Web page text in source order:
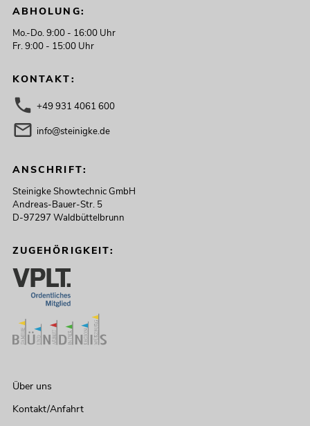
ABHOLUNG:
Mo.-Do. 9:00 - 16:00 Uhr
Fr. 9:00 - 15:00 Uhr
KONTAKT:
+49 931 4061 600
info@steinigke.de
ANSCHRIFT:
Steinigke Showtechnic GmbH
Andreas-Bauer-Str. 5
D-97297 Waldbüttelbrunn
ZUGEHÖRIGKEIT:
Über uns
Kontakt/Anfahrt